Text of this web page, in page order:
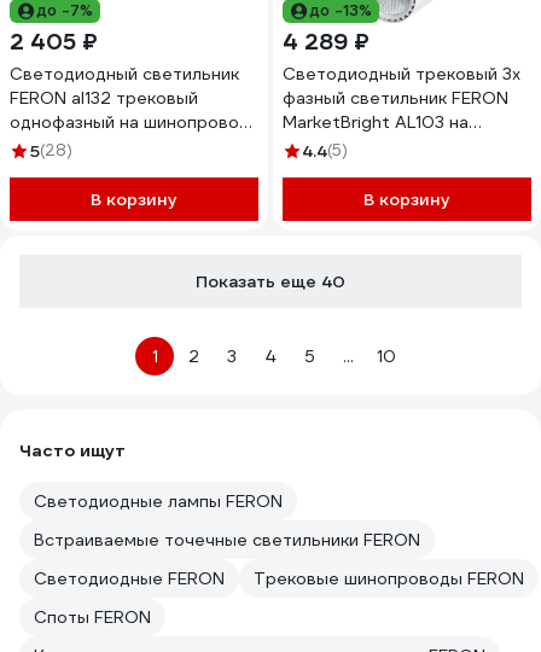
до -7%
2 405 ₽
Светодиодный светильник
FERON al132 трековый
однофазный на шинопровод
40w 4000k 120 градусов
5(28)
В корзину
до -13%
4 289 ₽
Светодиодный трековый 3х
фазный светильник FERON
MarketBright AL103 на
шинопровод 30W 4000K 35
4.4(5)
В корзину
Показать еще 40
1 2 3 4 5 ... 10
Часто ищут
Светодиодные лампы FERON
Встраиваемые точечные светильники FERON
Светодиодные FERON
Трековые шинопроводы FERON
Споты FERON